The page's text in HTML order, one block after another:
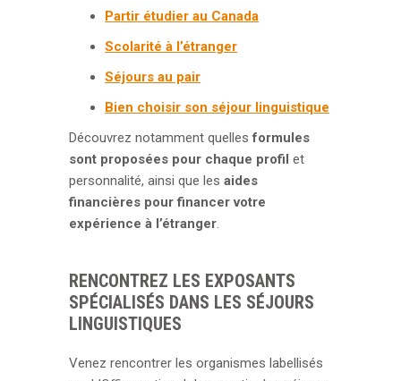
Partir étudier au Canada
Scolarité à l’étranger
Séjours au pair
Bien choisir son séjour linguistique
Découvrez notamment quellesformules
sont proposées pour chaque profil et
personnalité, ainsi que lesaides
financières pour financer votre
expérience à l’étranger.
RENCONTREZ LES EXPOSANTS
SPÉCIALISÉS DANS LES SÉJOURS
LINGUISTIQUES
Venez rencontrer les organismes labellisés